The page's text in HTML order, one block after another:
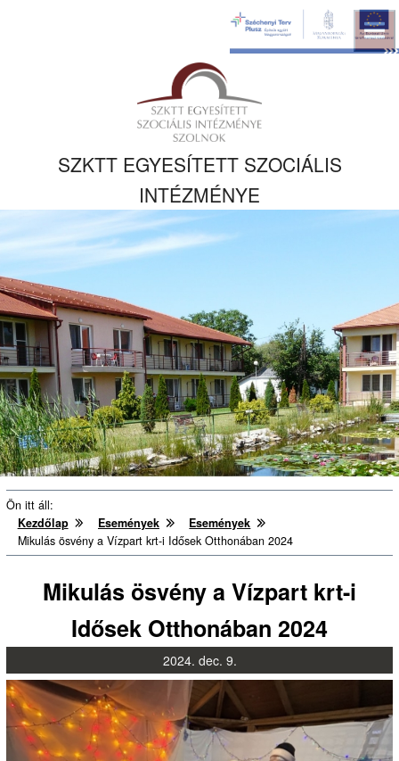
Kezdőlapra
ugrás
SZKTT EGYESÍTETT SZOCIÁLIS
INTÉZMÉNYE
Ön itt áll:
Kezdőlap
Események
Események
Mikulás ösvény a Vízpart krt-i Idősek Otthonában 2024
Mikulás ösvény a Vízpart krt-i
Idősek Otthonában 2024
2024. dec. 9.